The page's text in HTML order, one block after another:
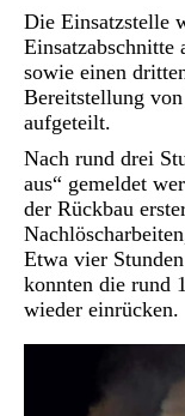
Die Einsatzstelle
Einsatzabschnitte
sowie einen
Bereitstellung
aufgeteilt.
Nach rund drei
aus“ gemeldet
der Rückbau
Etwa vier
konnten die rund
wieder einrücken.